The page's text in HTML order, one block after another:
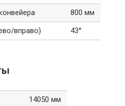
800 мм
вправо)
43°
14050 мм